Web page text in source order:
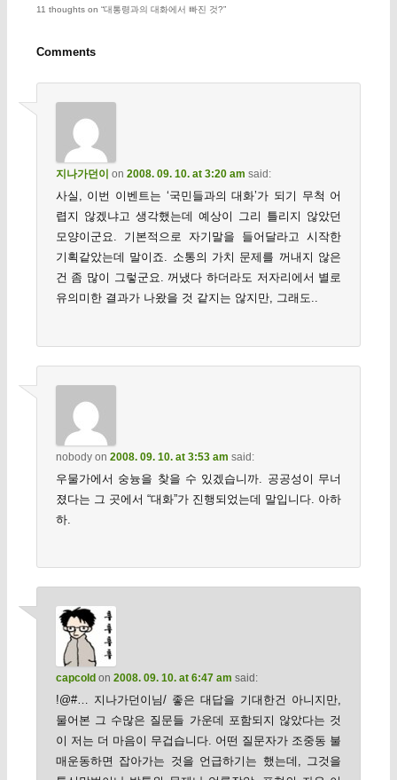
11 thoughts on “대통령과의 대화에서 빠진 것?”
Comments
지나가던이 on 2008. 09. 10. at 3:20 am said:
사실, 이번 이벤트는 ‘국민들과의 대화’가 되기 무척 어
렵지 않겠냐고 생각했는데 예상이 그리 틀리지 않았던
모양이군요. 기본적으로 자기말을 들어달라고 시작한
기획같았는데 말이죠. 소통의 가치 문제를 꺼내지 않은
건 좀 많이 그렇군요. 꺼냈다 하더라도 저자리에서 별로
유의미한 결과가 나왔을 것 같지는 않지만, 그래도..
nobodyon 2008. 09. 10. at 3:53 am said:
우물가에서 숭늉을 찾을 수 있겠습니까. 공공성이 무너
졌다는 그 곳에서 “대화”가 진행되었는데 말입니다. 아하
하.
capcold on 2008. 09. 10. at 6:47 am said:
!@#… 지나가던이님/ 좋은 대답을 기대한건 아니지만,
물어본 그 수많은 질문들 가운데 포함되지 않았다는 것
이 저는 더 마음이 무겁습니다. 어떤 질문자가 조중동 불
매운동하면 잡아가는 것을 언급하기는 했는데, 그것을